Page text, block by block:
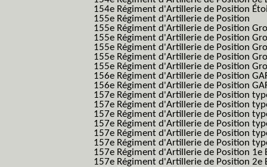
154e Régiment d'Artillerie de Position
155e Régiment d'Artillerie de Position
155e Régiment d'Artillerie de Position
155e Régiment d'Artillerie de Position
155e Régiment d'Artillerie de Position
155e Régiment d'Artillerie de Position
155e Régiment d'Artillerie de Position
156e Régiment d'Artillerie de Position
156e Régiment d'Artillerie de Position
157e Régiment d'Artillerie de Position
157e Régiment d'Artillerie de Position
157e Régiment d'Artillerie de Position
157e Régiment d'Artillerie de Position
157e Régiment d'Artillerie de Position
157e Régiment d'Artillerie de Position
157e Régiment d'Artillerie de Position 1e
157e Régiment d'Artillerie de Position 2e